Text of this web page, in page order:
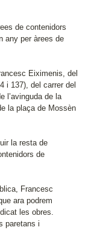
de contenidors
any per àrees de
Eiximenis, del
i 137), del carrer del
l’avinguda de la
la plaça de Mossèn
la resta de
de
Francesc
ara podrem
les obres.
paretans i